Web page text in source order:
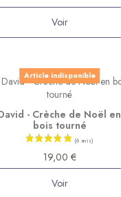
Voir
Article indisponible
- Crèche de Noël en
bois tourné
19,00 €
Voir